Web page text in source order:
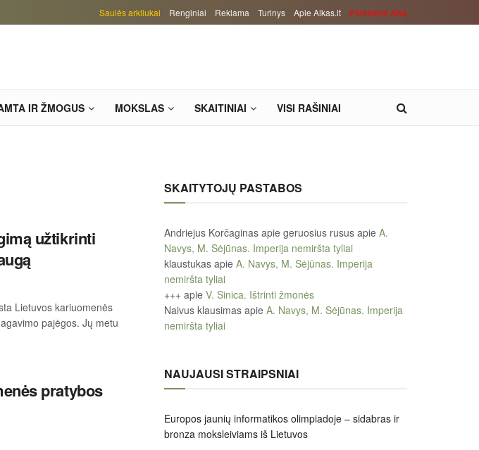
Saulės arkliukai Renginiai Reklama Turinys Apie Alkas.lt Paremkite Alką
IR ŽMOGUS MOKSLAS SKAITINIAI VISI RAŠINIAI
užtikrinti
Lietuvos kariuomenės
pajėgos. Jų metu
pratybos
SKAITYTOJŲ PASTABOS
Andriejus Korčaginas apie geruosius rusus apie A.
Navys, M. Sėjūnas. Imperija nemiršta tyliai
klaustukas apie A. Navys, M. Sėjūnas. Imperija
nemiršta tyliai
+++ apie V. Sinica. Ištrinti žmonės
Naivus klausimas apie A. Navys, M. Sėjūnas. Imperija
nemiršta tyliai
NAUJAUSI STRAIPSNIAI
Europos jaunių informatikos olimpiadoje – sidabras ir
bronza moksleiviams iš Lietuvos